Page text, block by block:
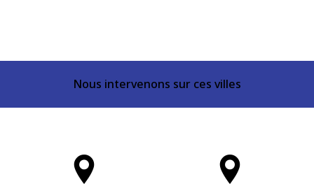
Nous intervenons sur ces villes